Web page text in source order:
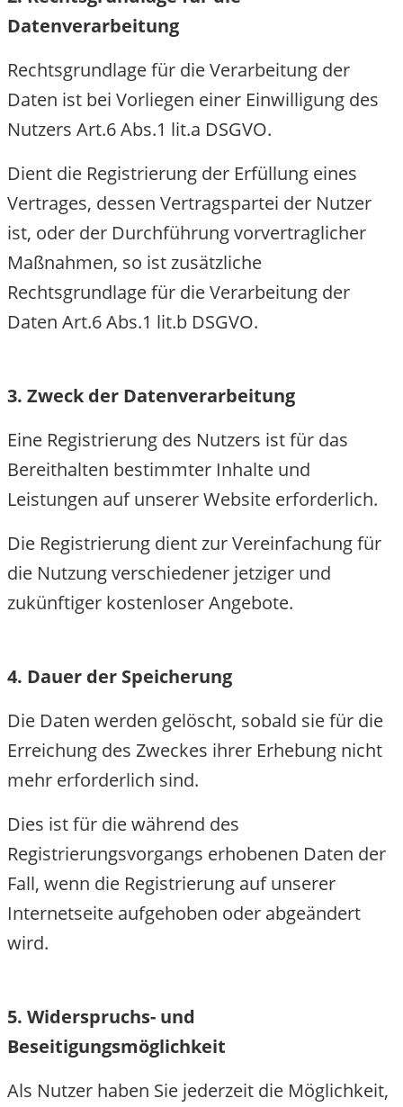
Datenverarbeitung
Rechtsgrundlage für die Verarbeitung der
Daten ist bei Vorliegen einer Einwilligung des
Nutzers Art.6 Abs.1 lit.a DSGVO.
Dient die Registrierung der Erfüllung eines
Vertrages, dessen Vertragspartei der Nutzer
ist, oder der Durchführung vorvertraglicher
Maßnahmen, so ist zusätzliche
Rechtsgrundlage für die Verarbeitung der
Daten Art.6 Abs.1 lit.b DSGVO.
3. Zweck der Datenverarbeitung
Eine Registrierung des Nutzers ist für das
Bereithalten bestimmter Inhalte und
Leistungen auf unserer Website erforderlich.
Die Registrierung dient zur Vereinfachung für
die Nutzung verschiedener jetziger und
zukünftiger kostenloser Angebote.
4. Dauer der Speicherung
Die Daten werden gelöscht, sobald sie für die
Erreichung des Zweckes ihrer Erhebung nicht
mehr erforderlich sind.
Dies ist für die während des
Registrierungsvorgangs erhobenen Daten der
Fall, wenn die Registrierung auf unserer
Internetseite aufgehoben oder abgeändert
wird.
5. Widerspruchs- und
Beseitigungsmöglichkeit
Als Nutzer haben Sie jederzeit die Möglichkeit,